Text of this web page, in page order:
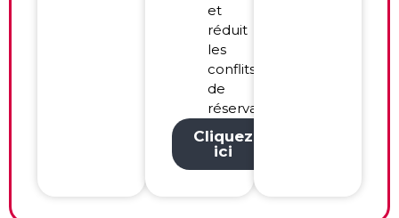
et
réduit
les
conflits
de
réservation.
Cliquez
ici